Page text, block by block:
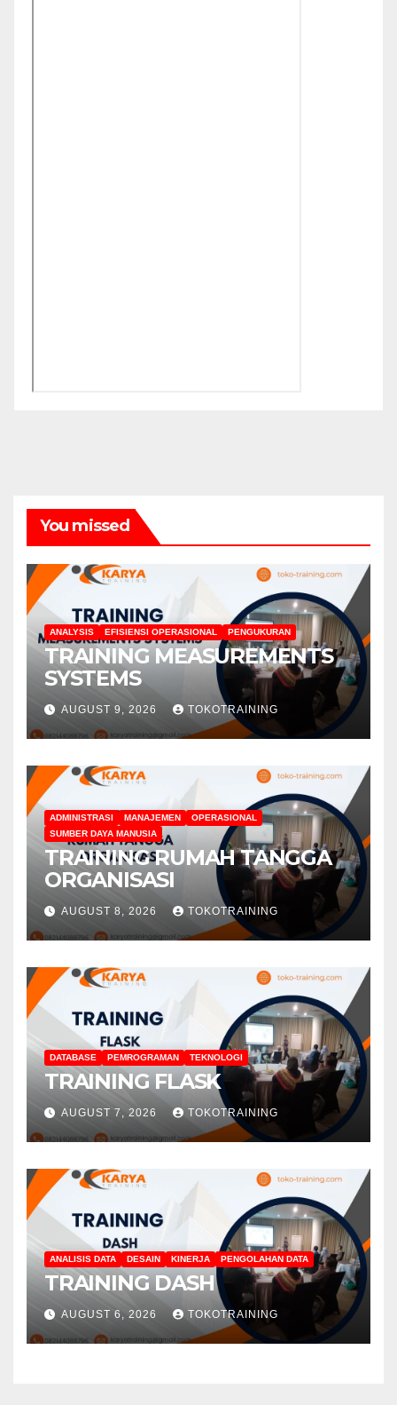
You missed
ANALYSIS EFISIENSI OPERASIONAL PENGUKURAN
TRAINING MEASUREMENTS
SYSTEMS
AUGUST 9, 2026 TOKOTRAINING
ADMINISTRASI MANAJEMEN
OPERASIONAL
SUMBER DAYA MANUSIA
TRAINING RUMAH TANGGA
ORGANISASI
AUGUST 8, 2026 TOKOTRAINING
DATABASE PEMROGRAMAN TEKNOLOGI
TRAINING FLASK
AUGUST 7, 2026 TOKOTRAINING
ANALISIS DATA DESAIN KINERJA PENGOLAHAN DATA
TRAINING DASH
AUGUST 6, 2026 TOKOTRAINING